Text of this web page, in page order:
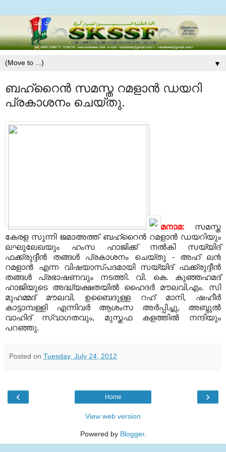
▼
ബഹ്‌റൈന്‍ സമസ്ത റമളാന്‍ ഡയറി
പ്രകാശനം ചെയ്തു.
മനാമ: സമസ്ത
കേരള സുന്നി ജമാഅത്ത് ബഹ്‌റൈന്‍ റമളാന്‍ ഡയറിയും
ലഘുലേഖയും ഹംസ ഹാജിക്ക് നല്‍കി സയ്യിദ്
ഫക്ക്രുദ്ദീന്‍ തങ്ങള്‍ പ്രകാശനം ചെയ്തു - അഹ് ല൯
റമളാന്‍ എന്ന വിഷയാസ്പദമായി സയ്യിദ് ഫക്ക്രുദ്ദീന്‍
തങ്ങള്‍ പ്രഭാഷണവും നടത്തി. വി. കെ. കുഞ്ഞഹമദ്
ഹാജിയുടെ അദ്ധ്യക്ഷതയില്‍ ഹൈദര്‍ മൗലവി,എം. സി
മുഹമ്മദ്‌ മൗലവി, ഉബൈദുള്ള റഹ് മാനി, ഷഹീര്‍
കാട്ടാമ്പള്ളി എന്നിവര്‍ ആശംസ അര്‍പ്പിച്ചു, അബ്ദുല്‍
വാഹിദ് സ്വാഗതവും, മുസ്തഫ കളത്തില്‍ നന്ദിയും
പറഞ്ഞു.
Posted on Tuesday, July 24, 2012
‹ ›
Home
View web version
Powered by Blogger.